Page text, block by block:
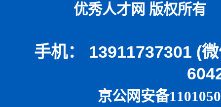
优秀人才网 版权所有 本网
手机： 13911737301 (
京公网安备